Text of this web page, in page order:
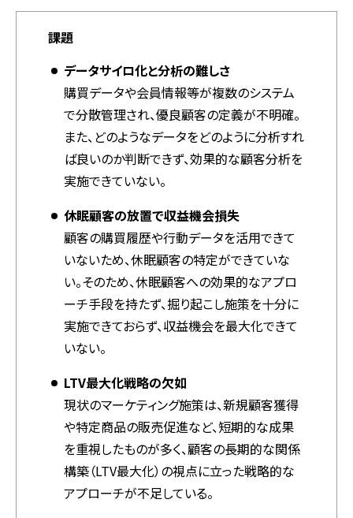
課題
データサイロ化と分析の難しさ
購買データや会員情報等が複数のシステム
で分散管理され、優良顧客の定義が不明確。
また、どのようなデータをどのように分析すれ
ば良いのか判断できず、効果的な顧客分析を
実施できていない。
休眠顧客の放置で収益機会損失
顧客の購買履歴や行動データを活用できて
いないため、休眠顧客の特定ができていな
い。そのため、休眠顧客への効果的なアプロ
ーチ手段を持たず、掘り起こし施策を十分に
実施できておらず、収益機会を最大化できて
いない。
LTV最大化戦略の欠如
現状のマーケティング施策は、新規顧客獲得
や特定商品の販売促進など、短期的な成果
を重視したものが多く、顧客の長期的な関係
構築（LTV最大化）の視点に立った戦略的な
アプローチが不足している。